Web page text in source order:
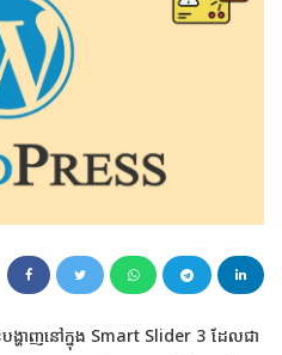
ង្ហាញនៅក្នុង Smart Slider 3 ដែលជា